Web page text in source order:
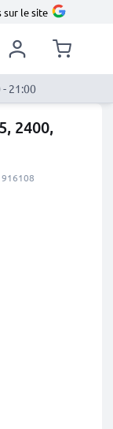
le site
- 21:00
2400,